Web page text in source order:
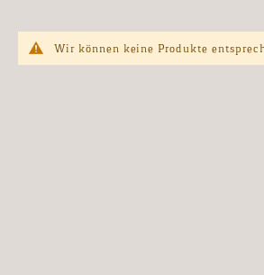
Wir können keine Produkte